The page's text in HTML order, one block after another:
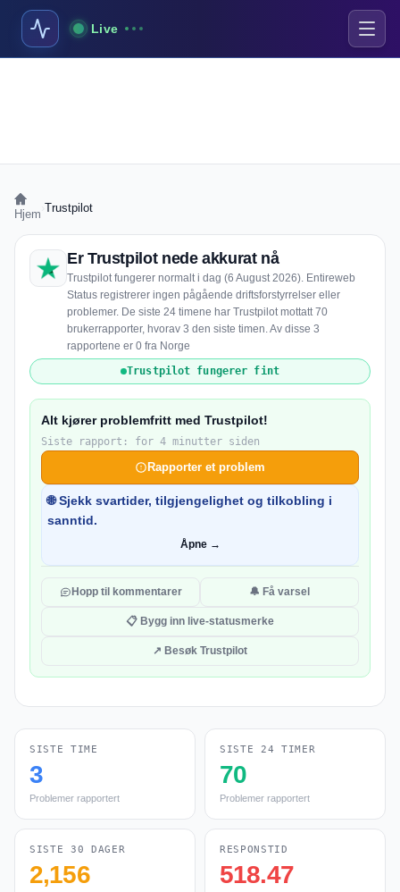
Live
Hjem Trustpilot
Er Trustpilot nede akkurat nå
Trustpilot fungerer normalt i dag (6 August 2026). Entireweb
Status registrerer ingen pågående driftsforstyrrelser eller
problemer. De siste 24 timene har Trustpilot mottatt 70
brukerrapporter, hvorav 3 den siste timen. Av disse 3
rapportene er 0 fra Norge
Trustpilot fungerer fint
Alt kjører problemfritt med Trustpilot!
Siste rapport: for 4 minutter siden
Rapporter et problem
🌐 Sjekk svartider, tilgjengelighet og tilkobling i
sanntid.
Åpne →
Hopp til kommentarer 🔔 Få varsel
📋 Bygg inn live-statusmerke
↗ Besøk Trustpilot
SISTE TIME
3
Problemer rapportert
SISTE 24 TIMER
70
Problemer rapportert
SISTE 30 DAGER
2,156
RESPONSTID
518.47